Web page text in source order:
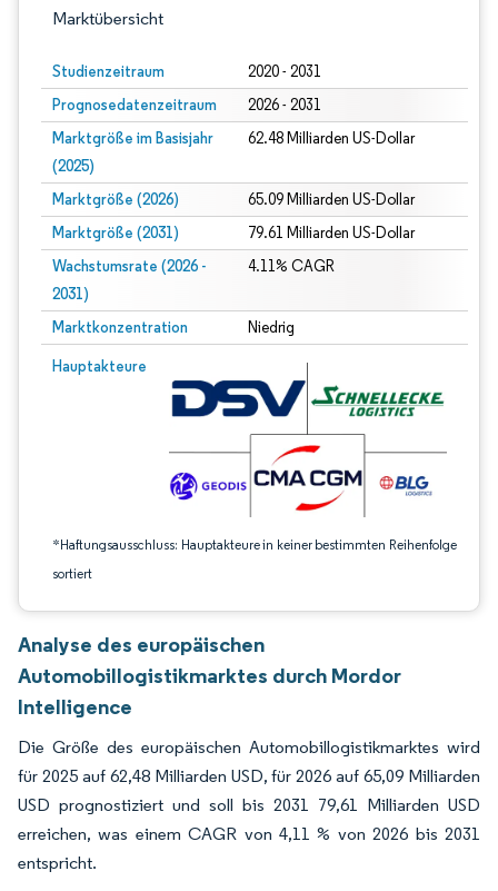
Marktübersicht
Studienzeitraum 2020 - 2031
Prognosedatenzeitraum 2026 - 2031
Marktgröße im Basisjahr
(2025)
62.48 Milliarden US-Dollar
Marktgröße (2026) 65.09 Milliarden US-Dollar
Marktgröße (2031) 79.61 Milliarden US-Dollar
Wachstumsrate (2026 -
2031)
4.11% CAGR
Marktkonzentration Niedrig
Hauptakteure
*Haftungsausschluss: Hauptakteure in keiner bestimmten Reihenfolge
sortiert
Bild © Mordor Intelligence. Wiederverwendung erfordert Namensnennung
Analyse des europäischen
Automobillogistikmarktes durch Mordor
Intelligence
Die Größe des europäischen Automobillogistikmarktes wird
für 2025 auf 62,48 Milliarden USD, für 2026 auf 65,09 Milliarden
USD prognostiziert und soll bis 2031 79,61 Milliarden USD
erreichen, was einem CAGR von 4,11 % von 2026 bis 2031
entspricht.